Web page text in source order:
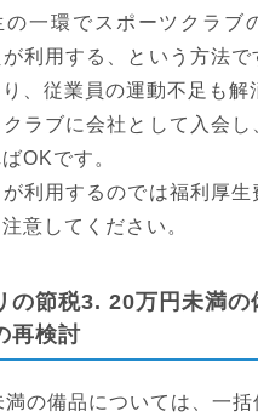
の一環でスポーツクラブ
が利用する、という方法で
、従業員の運動不足も解
ラブに会社として入会し
OKです。
利用するのでは福利厚生
意してください。
の節税3. 20万円未満の
再検討
の備品については、一括